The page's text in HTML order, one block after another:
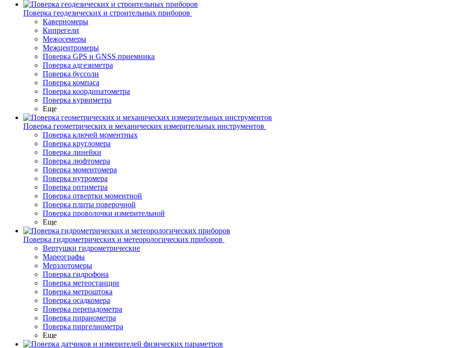
Поверка геодезических и строительных приборов
Каверномеры
Кипрегели
Межосемеры
Межцентромеры
Поверка GPS и GNSS приемника
Поверка адгезиметра
Поверка буссоли
Поверка компаса
Поверка координатометра
Поверка курвиметра
Еще
Поверка геометрических и механических измерительных инструментов
Поверка ключей моментных
Поверка кругломера
Поверка линейки
Поверка люфтомера
Поверка моментомера
Поверка нутромера
Поверка оптиметра
Поверка отвертки моментной
Поверка плиты поверочной
Поверка проволочки измерительной
Еще
Поверка гидрометрических и метеорологических приборов
Вертушки гидрометрические
Мареографы
Мерзлотомеры
Поверка гидрофона
Поверка метеостанции
Поверка метроштока
Поверка осадкомера
Поверка перепадометра
Поверка пиранометра
Поверка пиргелиометра
Еще